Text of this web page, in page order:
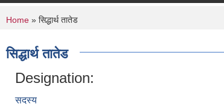
You are here
Home » सिद्धार्थ तातेड
सिद्धार्थ तातेड
Designation:
सदस्य